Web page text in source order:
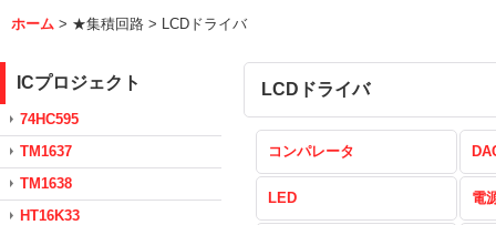
ホーム > ★集積回路 > LCDドライバ
ICプロジェクト
74HC595
TM1637
TM1638
HT16K33
LCDドライバ
コンパレータ
LED 電